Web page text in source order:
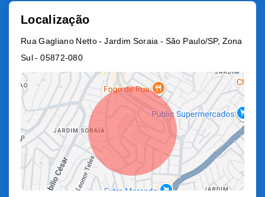
Localização
Rua Gagliano Netto - Jardim Soraia - São Paulo/SP, Zona
Sul - 05872-080